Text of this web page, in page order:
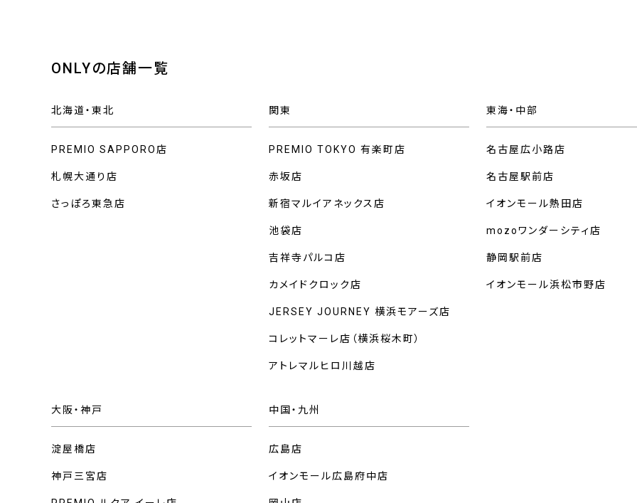
ONLYの店舗一覧
北海道・東北
PREMIO SAPPORO店
札幌大通り店
さっぽろ東急店
関東
PREMIO TOKYO 有楽町店
赤坂店
新宿マルイアネックス店
池袋店
吉祥寺パルコ店
カメイドクロック店
JERSEY JOURNEY 横浜モアーズ店
コレットマーレ店（横浜桜木町）
アトレマルヒロ川越店
東海・中部
名古屋広小路店
名古屋駅前店
イオンモール熱田店
mozoワンダーシティ店
静岡駅前店
イオンモール浜松市野店
大阪・神戸
淀屋橋店
神戸三宮店
中国・九州
広島店
イオンモール広島府中店